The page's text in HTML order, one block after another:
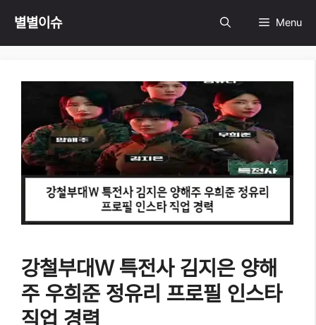
Skip별별이슈 Menu
강철부대W 특전사 김지은 양해
주 우희준 정유리 프로필 인스타
직업 경력